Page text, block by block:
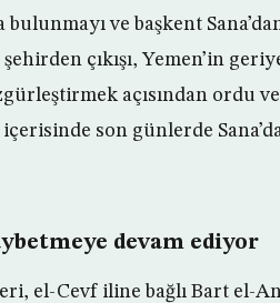
ve başkent
çıkışı, Yemen’in
açısından ordu
son günlerde
devam ediyor
el-Cevf iline bağlı Bart el-